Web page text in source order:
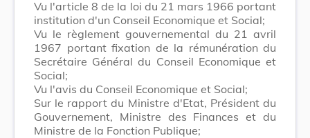
Vu l'article 8 de la loi du 21 mars 1966 portant
institution d'un Conseil Economique et Social;
Vu le règlement gouvernemental du 21 avril
1967 portant fixation de la rémunération du
Secrétaire Général du Conseil Economique et
Social;
Vu l'avis du Conseil Economique et Social;
Sur le rapport du Ministre d'Etat, Président du
Gouvernement, Ministre des Finances et du
Ministre de la Fonction Publique;